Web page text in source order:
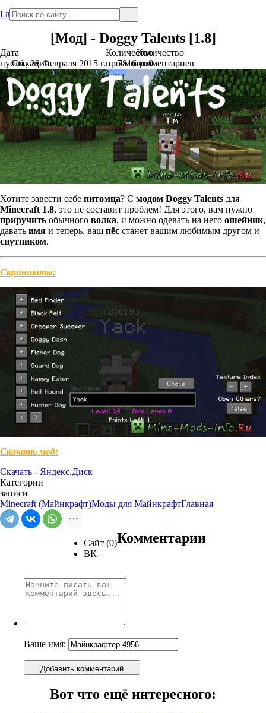
Главная
[Мод] - Doggy Talents [1.8]
Дата
публикации
Сб., 28 Февраля 2015 г.
Количество
просмотров
7816
Количество
комментариев
0
Хотите завести себе питомца? С модом Doggy Talents для
Minecraft 1.8, это не составит проблем! Для этого, вам нужно
приручить обычного волка, и можно одевать на него ошейник,
давать имя и теперь, ваш пёс станет вашим любимым другом и
спутником.
Скриншоты:
Скачать мод:
Скачать - Яндекс.Диск
Категории
записи
Minecraft (Майнкрафт)Моды для МайнкрафтГлавная
Сайт (0)
ВК
Комментарии
Ваше имя:
Добавить комментарий
Вот что ещё интересного: